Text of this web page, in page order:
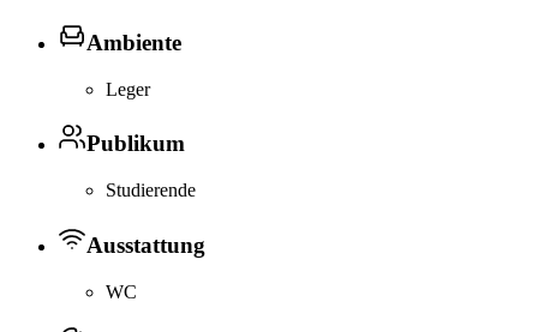
Ambiente
Leger
Publikum
Studierende
Ausstattung
WC